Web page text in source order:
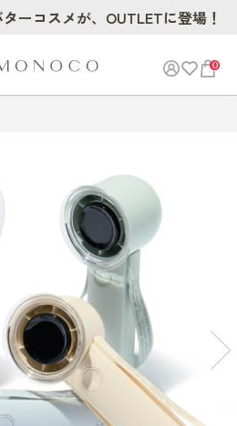
0
コスメが、OUTLETに登場！